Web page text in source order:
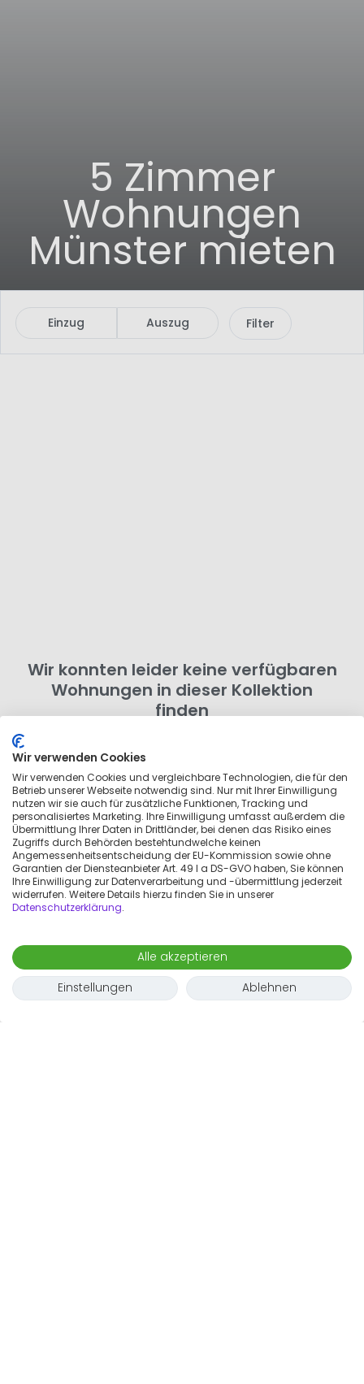
5 Zimmer
Wohnungen
Münster mieten
Einzug Auszug Filter
Wir konnten leider keine verfügbaren
Wohnungen in dieser Kollektion
finden
entferne ein paar Filter. Du kannst auch nach
Wohnungen in der Umgebung suchen, die nicht zu
dieser Kollektion gehören.
Wir verwenden Cookies
Wir verwenden Cookies und vergleichbare Technologien, die für den
Betrieb unserer Webseite notwendig sind. Nur mit Ihrer Einwilligung
nutzen wir sie auch für zusätzliche Funktionen, Tracking und
personalisiertes Marketing. Ihre Einwilligung umfasst außerdem die
Übermittlung Ihrer Daten in Drittländer, bei denen das Risiko eines
Zugriffs durch Behörden bestehtundwelche keinen
Angemessenheitsentscheidung der EU-Kommission sowie ohne
Garantien der Diensteanbieter Art. 49 I a DS-GVO haben, Sie können
Ihre Einwilligung zur Datenverarbeitung und -übermittlung jederzeit
widerrufen. Weitere Details hierzu finden Sie in unserer
Datenschutzerklärung.
Alle akzeptieren
Einstellungen
Ablehnen